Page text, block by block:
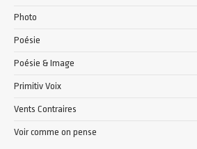
Photo
Poésie
Poésie & Image
Primitiv Voix
Vents Contraires
Voir comme on pense